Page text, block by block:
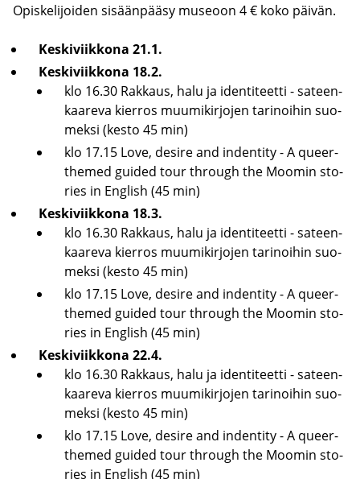
Opis­ke­li­joi­den si­sään­pää­sy museoon 4 € koko päi­vän.
Kes­ki­viik­ko­na 21.1.
Kes­ki­viik­ko­na 18.2.
klo 16.30 Rak­kaus, halu ja iden­ti­teet­ti - sa­teen­
kaa­re­va kier­ros muu­mi­kir­jo­jen ta­ri­noi­hin suo­
mek­si (kesto 45 min)
klo 17.15 Love, de­si­re and in­den­ti­ty - A queer-​
themed gui­ded tour th­rough the Moo­min sto­
ries in English (45 min)
Kes­ki­viik­ko­na 18.3.
klo 16.30 Rak­kaus, halu ja iden­ti­teet­ti - sa­teen­
kaa­re­va kier­ros muu­mi­kir­jo­jen ta­ri­noi­hin suo­
mek­si (kesto 45 min)
klo 17.15 Love, de­si­re and in­den­ti­ty - A queer-​
themed gui­ded tour th­rough the Moo­min sto­
ries in English (45 min)
Kes­ki­viik­ko­na 22.4.
klo 16.30 Rak­kaus, halu ja iden­ti­teet­ti - sa­teen­
kaa­re­va kier­ros muu­mi­kir­jo­jen ta­ri­noi­hin suo­
mek­si (kesto 45 min)
klo 17.15 Love, de­si­re and in­den­ti­ty - A queer-​
themed gui­ded tour th­rough the Moo­min sto­
ries in English (45 min)